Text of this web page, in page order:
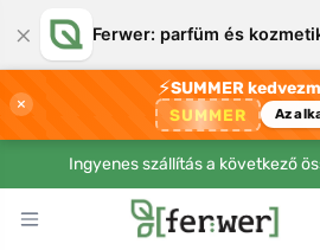
× Ferwer: parfüm és
×
⚡SUMMER
SUMMER Az
Ingyenes szállítás a következő